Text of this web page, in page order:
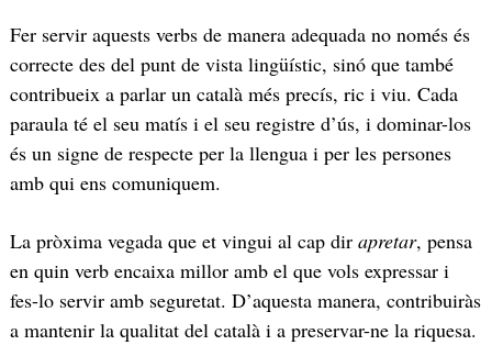
Fer servir aquests verbs de manera adequada no només és
correcte des del punt de vista lingüístic, sinó que també
contribueix a parlar un català més precís, ric i viu. Cada
paraula té el seu matís i el seu registre d’ús, i dominar-los
és un signe de respecte per la llengua i per les persones
amb qui ens comuniquem.
La pròxima vegada que et vingui al cap dir apretar, pensa
en quin verb encaixa millor amb el que vols expressar i
fes-lo servir amb seguretat. D’aquesta manera, contribuiràs
a mantenir la qualitat del català i a preservar-ne la riquesa.